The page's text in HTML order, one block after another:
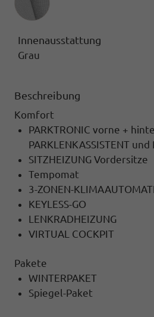
Innenausstattung
Grau
Beschreibung
Komfort
PARKTRONIC vorne +
PARKLENKASSISTENT
SITZHEIZUNG Vordersitze
Tempomat
3-ZONEN-
KEYLESS-GO
LENKRADHEIZUNG
VIRTUAL COCKPIT
Pakete
WINTERPAKET
Spiegel-Paket